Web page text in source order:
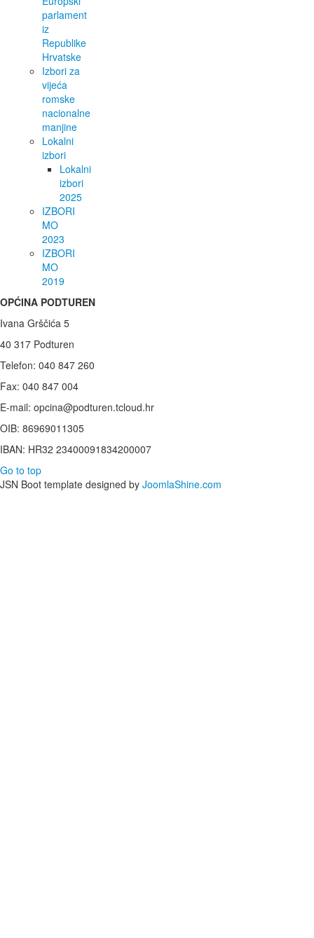
parlament
iz
Republike
Hrvatske
Izbori za
vijeća
romske
nacionalne
manjine
Lokalni
izbori
Lokalni
izbori
2025
IZBORI
MO
2023
IZBORI
MO
2019
OPĆINA PODTUREN
Ivana Grščića 5
40 317 Podturen
Telefon: 040 847 260
Fax: 040 847 004
E-mail: opcina@podturen.tcloud.hr
OIB: 86969011305
IBAN: HR32 23400091834200007
Go to top
JSN Boot template designed by JoomlaShine.com